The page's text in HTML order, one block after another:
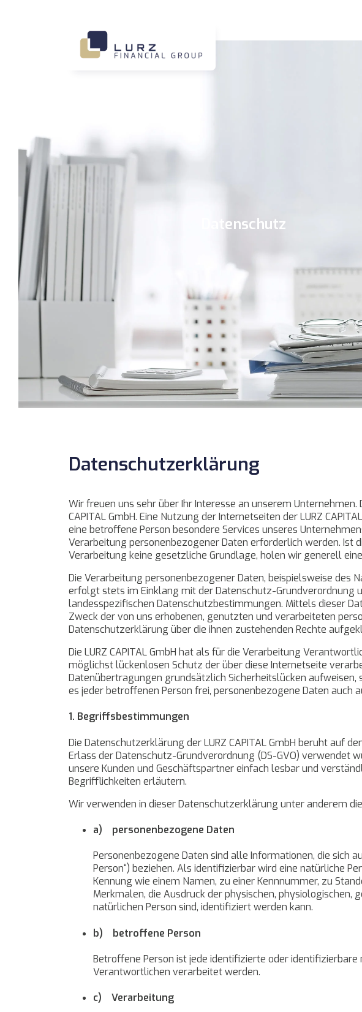
Datenschutz
Datenschutzerklärung
Wir freuen uns sehr über Ihr Interesse an unserem
CAPITAL GmbH. Eine Nutzung der Internetseiten der LURZ
eine betroffene Person besondere Services unseres
Verarbeitung personenbezogener Daten erforderlich werden.
Verarbeitung keine gesetzliche Grundlage, holen wir generell
Die Verarbeitung personenbezogener Daten, beispielsweise
erfolgt stets im Einklang mit der Datenschutz-Grundverordnung
landesspezifischen Datenschutzbestimmungen. Mittels dieser
Zweck der von uns erhobenen, genutzten und verarbeiteten
Datenschutzerklärung über die ihnen zustehenden Rechte
Die LURZ CAPITAL GmbH hat als für die Verarbeitung
möglichst lückenlosen Schutz der über diese Internetseite
Datenübertragungen grundsätzlich Sicherheitslücken
es jeder betroffenen Person frei, personenbezogene Daten
1. Begriffsbestimmungen
Die Datenschutzerklärung der LURZ CAPITAL GmbH beruht auf
Erlass der Datenschutz-Grundverordnung (DS-GVO)
unsere Kunden und Geschäftspartner einfach lesbar und
Begrifflichkeiten erläutern.
Wir verwenden in dieser Datenschutzerklärung unter anderem
a) personenbezogene Daten
Personenbezogene Daten sind alle Informationen, die sich
Person“) beziehen. Als identifizierbar wird eine natürliche
Kennung wie einem Namen, zu einer Kennnummer, zu
Merkmalen, die Ausdruck der physischen,
natürlichen Person sind, identifiziert werden kann.
b) betroffene Person
Betroffene Person ist jede identifizierte oder
Verantwortlichen verarbeitet werden.
c) Verarbeitung